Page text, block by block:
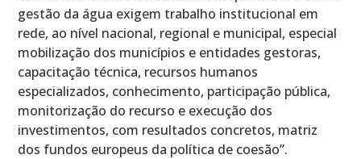
gestão da água exigem trabalho institucional em
rede, ao nível nacional, regional e municipal, especial
mobilização dos municípios e enti­dades gestoras,
capacitação técnica, recursos humanos
especializados, conhecimento, par­ticipação pública,
monitorização do recurso e execução dos
investimentos, com re­sultados concretos, matriz
dos fundos europeus da política de coesão”.